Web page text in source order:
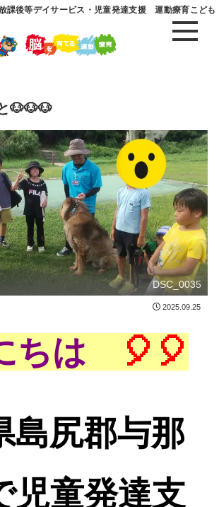
課後等デイサービス・児童発達支援 運動療育こども
🐶🐶🐶
DSC_0035
2025.09.25
ちは 🎈🎈
島尻郡与那
児童発達支